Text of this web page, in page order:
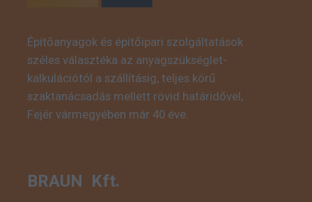
Építőanyagok és építőipari szolgáltatások
széles választéka az anyagszükséglet-
kalkulációtól a szállításig, teljes körű
szaktanácsadás mellett rövid határidővel,
Fejér vármegyében már 40 éve.
BRAUN Kft.